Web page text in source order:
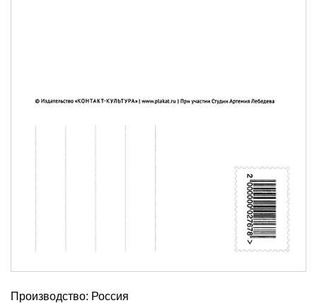
Производство: Россия